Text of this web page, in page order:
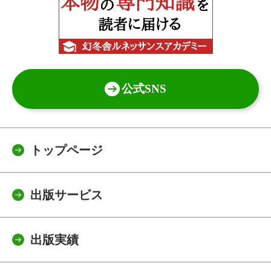
公式SNS
トップページ
出版サービス
出版実績